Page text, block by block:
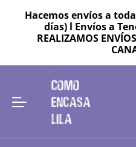
Hacemos envíos a
días) l Envíos a
REALIZAMOS